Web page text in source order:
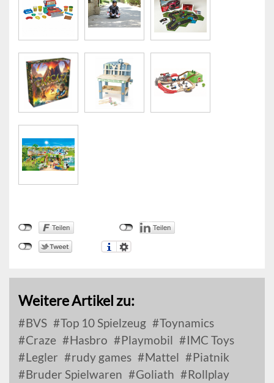
Weitere Artikel zu:
BVS Top 10 Spielzeug
Toynamics
Craze
Hasbro Playmobil
IMC Toys
Legler
rudy games Mattel
Piatnik
Bruder Spielwaren
Goliath
Rollplay